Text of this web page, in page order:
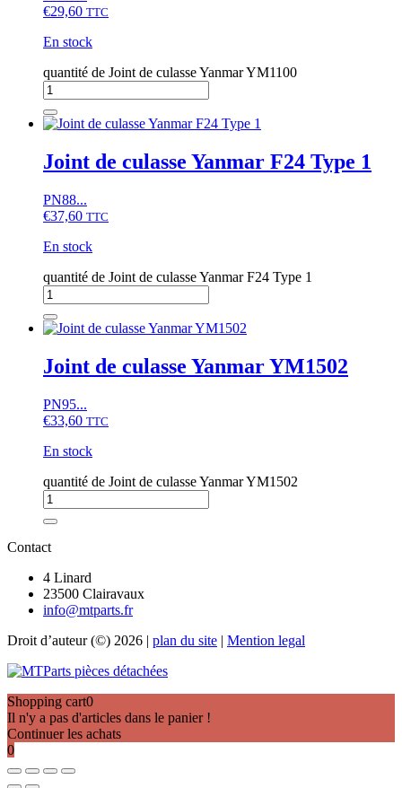
€29,60 TTC
En stock
quantité de Joint de culasse Yanmar YM1100
Joint de culasse Yanmar F24 Type 1
PN88...
€37,60 TTC
En stock
quantité de Joint de culasse Yanmar F24 Type 1
Joint de culasse Yanmar YM1502
PN95...
€33,60 TTC
En stock
quantité de Joint de culasse Yanmar YM1502
Contact
4 Linard
23500 Clairavaux
info@mtparts.fr
Droit d’auteur (©) 2026 | plan du site | Mention legal
Shopping cart0
Il n'y a pas d'articles dans le panier !
Continuer les achats
0